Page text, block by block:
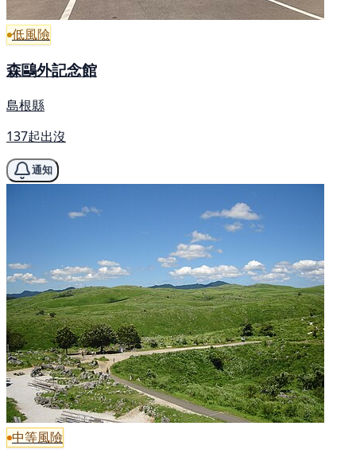
低風險
森鷗外記念館
島根縣
137起出沒
通知
中等風險